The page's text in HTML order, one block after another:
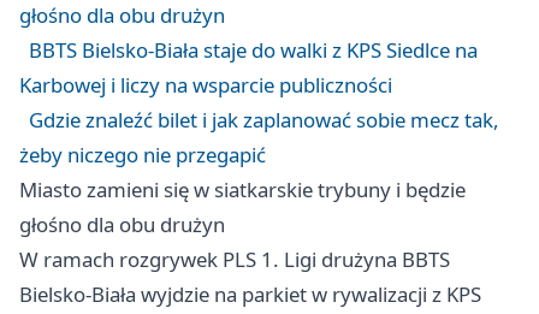
głośno dla obu drużyn
BBTS Bielsko-Biała staje do walki z KPS Siedlce na
Karbowej i liczy na wsparcie publiczności
Gdzie znaleźć bilet i jak zaplanować sobie mecz tak,
żeby niczego nie przegapić
Miasto zamieni się w siatkarskie trybuny i będzie
głośno dla obu drużyn
W ramach rozgrywek PLS 1. Ligi drużyna BBTS
Bielsko-Biała wyjdzie na parkiet w rywalizacji z KPS